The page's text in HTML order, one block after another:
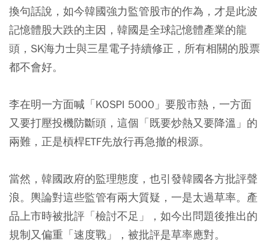
換句話說，如今韓國強力監管股市的作為，才是此波
記憶體股大跌的主因，韓國是全球記憶體產業的龍
頭，SK海力士與三星電子持續修正，所有相關的股票
都不會好。
李在明一方面喊「KOSPI 5000」要股市熱，一方面
又要打壓投機防斷頭，這個「既要炒熱又要降溫」的
兩難，正是槓桿ETF先放行再急撤的根源。
當然，韓國政府的監理態度，也引發韓國各方批評聲
浪。輿論對這些監管有兩大質疑，一是太過草率。產
品上市時被批評「檢討不足」，如今出問題後推出的
規制又偏重「速度戰」，被批評是草率應對。